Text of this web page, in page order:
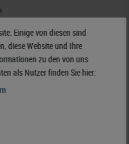
Einige von diesen sind
diese Website und Ihre
zu den von uns
als Nutzer finden Sie hier: